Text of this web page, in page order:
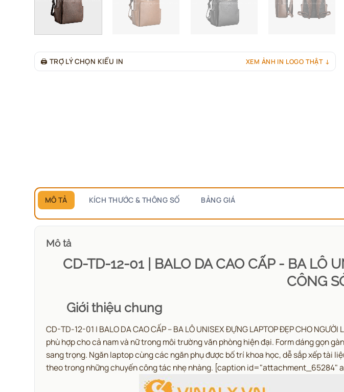
🖨 TRỢ LÝ CHỌN KIỂU IN XEM ẢNH IN LOGO THẬT ↓
MÔ TẢ KÍCH THƯỚC & THÔNG SỐ BẢNG GIÁ
Mô tả
CD-TD-12-01 | BALO DA CAO CẤP - BA LÔ
CÔNG
Giới thiệu chung
CD-TD-12-01 | BALO DA CAO CẤP – BA LÔ UNISEX ĐỰNG LAPTOP ĐẸP CHO
phù hợp cho cả nam và nữ trong môi trường văn phòng hiện đại. Form dáng gọn
sang trọng. Ngăn laptop cùng các ngăn phụ được bố trí khoa học, dễ sắp xếp tài
theo trong những chuyến công tác nhẹ nhàng. [caption id="attachment_65284"